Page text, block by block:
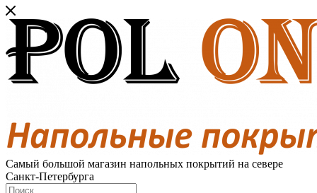
Самый большой магазин напольных покрытий на севере
Санкт-Петербурга